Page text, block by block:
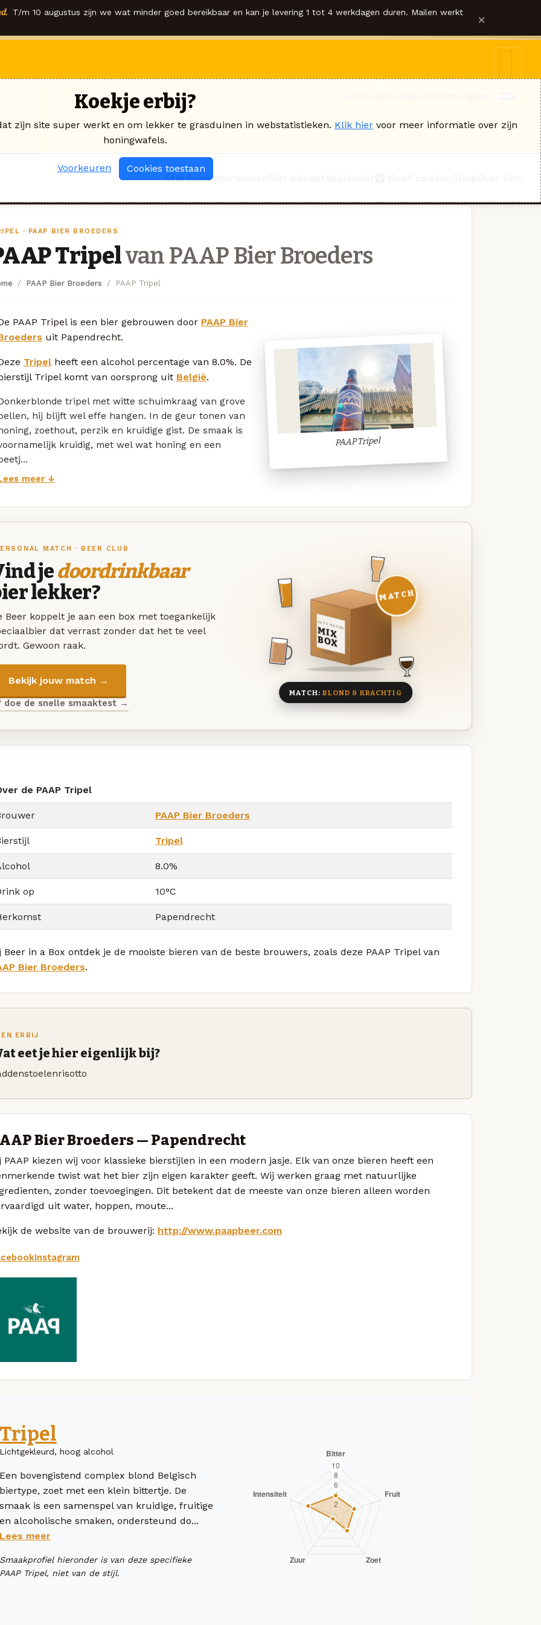
T/m 10 augustus zijn we wat minder goed bereikbaar en kan je levering 1 tot 4 werkdagen duren. Mailen werkt
×
Stel jouw box samen
· PAAP BIER BROEDERS
Tripelvan PAAP Bier Broeders
PAAP Bier Broeders PAAP Tripel
PAAP Tripel is een bier gebrouwen door PAAP Bier
uit Papendrecht.
Tripel heeft een alcohol percentage van 8.0%. De
Tripel komt van oorsprong uit België.
tripel met witte schuimkraag van grove
hij blijft wel effe hangen. In de geur tonen van
zoethout, perzik en kruidige gist. De smaak is
kruidig, met wel wat honing en een
meer ↓
PAAP Tripel
MATCH · BEER CLUB
jedoordrinkbaar
lekker?
Beer koppelt je aan een box met toegankelijk
dat verrast zonder dat het te veel
Gewoon raak.
Bekijk jouw match →
doe de snelle smaaktest →
DEZE MAAND
MIX
BOX
8 BIEREN
MATCH
MATCH:BLOND & KRACHTIG
de PAAP Tripel
PAAP Bier Broeders
Tripel
8.0%
op 10°C
Papendrecht
Beer in a Box ontdek je de mooiste bieren van de beste brouwers, zoals deze PAAP Tripel van
Bier Broeders.
ERBIJ
eet je hier eigenlijk bij?
Bier Broeders — Papendrecht
PAAP kiezen wij voor klassieke bierstijlen in een modern jasje. Elk van onze bieren heeft een
twist wat het bier zijn eigen karakter geeft. Wij werken graag met natuurlijke
zonder toevoegingen. Dit betekent dat de meeste van onze bieren alleen worden
uit water, hoppen, moute...
de website van de brouwerij: http://www.paapbeer.com
Instagram
Tripel
Lichtgekleurd, hoog alcohol
Een bovengistend complex blond Belgisch
biertype, zoet met een klein bittertje. De
smaak is een samenspel van kruidige, fruitige
en alcoholische smaken, ondersteund do...
Lees meer
Smaakprofiel hieronder is van deze specifieke
PAAP Tripel, niet van de stijl.
Koekje erbij?
zijn site super werkt en om lekker te grasduinen in webstatistieken. Klik hier voor meer informatie over zijn
honingwafels.
Voorkeuren Cookies toestaan